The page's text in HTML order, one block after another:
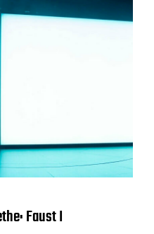
Faust I